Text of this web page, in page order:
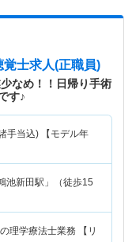
覚士求人(正職員)
なめ！！日帰り手術
す♪
手当込) 【モデル年
池新田駅」（徒歩15
学療法士業務 【リ